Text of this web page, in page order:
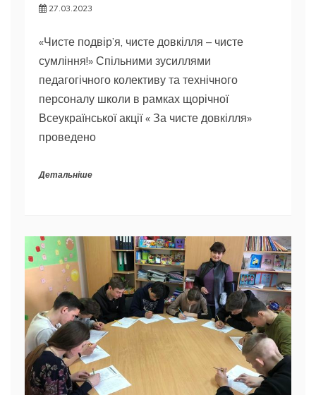
27.03.2023
«Чисте подвір’я, чисте довкілля – чисте
сумління!» Спільними зусиллями
педагогічного колективу та технічного
персоналу школи в рамках щорічної
Всеукраїнської акції « За чисте довкілля»
проведено
Детальніше